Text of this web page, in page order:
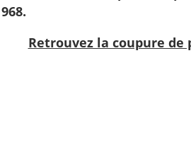
Retrouvez la coupure de